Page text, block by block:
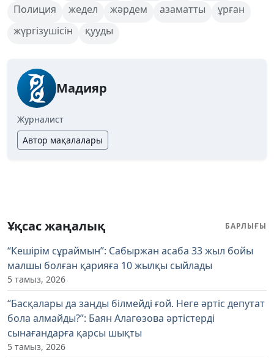
Полиция
жедел жәрдем азаматты
ұрған
жүргізушісін
қууды
Мадияр
Журналист
Автор мақалалары
Ұқсас жаңалық БАРЛЫҒЫ
“Кешірім сұраймын”: Сабыржан асаба 33 жыл бойы
малшы болған қарияға 10 жылқы сыйлады
5 тамыз, 2026
“Басқалары да заңды білмейді ғой. Неге әртіс депутат
бола алмайды?”: Баян Алагөзова әртістерді
сынағандарға қарсы шықты
5 тамыз, 2026